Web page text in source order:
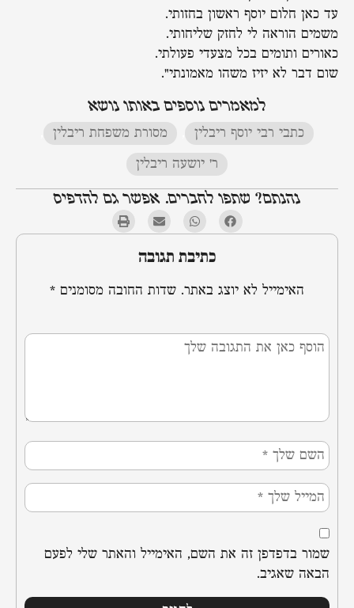
עד כאן חלום יוסף ראשון בחזותי.
משמים הוראה לי לחזק שליחותי.
כאורים ותומים בכל מצעדי פעולתי.
שום דבר לא יזיז משהו מאמונתי".
למאמרים נוספים באותו נושא
כתבי רבי יוסף ריבלין מסורת משפחת ריבלין
ר' יושעה ריבלין
נהנתם? שתפו לחברים. אפשר גם להדפיס
כתיבת תגובה
האימייל לא יוצג באתר. שדות החובה מסומנים *
שמור בדפדפן זה את השם, האימייל והאתר שלי לפעם
הבאה שאגיב.